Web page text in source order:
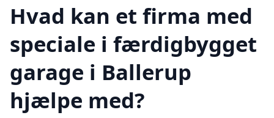
Hvad kan et firma med
speciale i færdigbygget
garage i Ballerup
hjælpe med?